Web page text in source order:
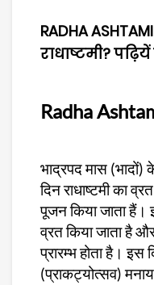
RADHA
राधाष्टमी?
Radha
भाद्रपद मास (भादों)
दिन राधाष्टमी का
पूजन किया जाता हैं।
व्रत किया जाता है
प्रारम्भ होता है। इस
(प्राकट्योत्सव)